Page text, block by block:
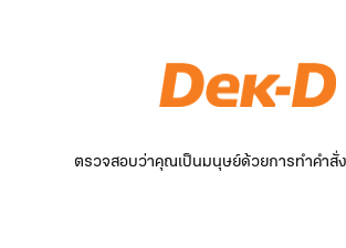
ตรวจสอบว่าคุณเป็นมนุษย์ด้วยการทำคำสั่ง